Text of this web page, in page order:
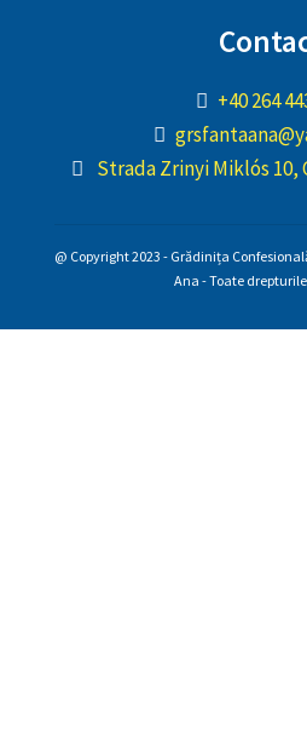
+40 264
Strada Zrinyi Miklós 10,
@ Copyright 2023 - Grădinița
Ana - Toate